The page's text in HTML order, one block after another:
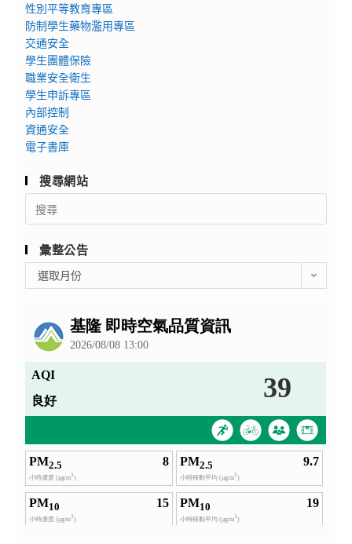
性別平等教育專區
防制學生藥物濫用專區
交通安全
學生團體保險
職業安全衛生
學生申訴專區
內部控制
資通安全
電子書庫
搜尋網站
Search
for:
彙整公告
整
選取月份